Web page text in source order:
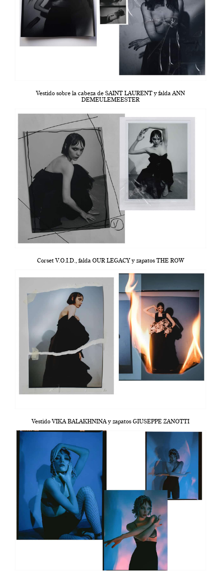
Vestido sobre la cabeza de SAINT LAURENT y falda ANN
DEMEULEMEESTER
Corset V.O.I.D., falda OUR LEGACY y zapatos THE ROW
Vestido VIKA BALAKHNINA y zapatos GIUSEPPE ZANOTTI